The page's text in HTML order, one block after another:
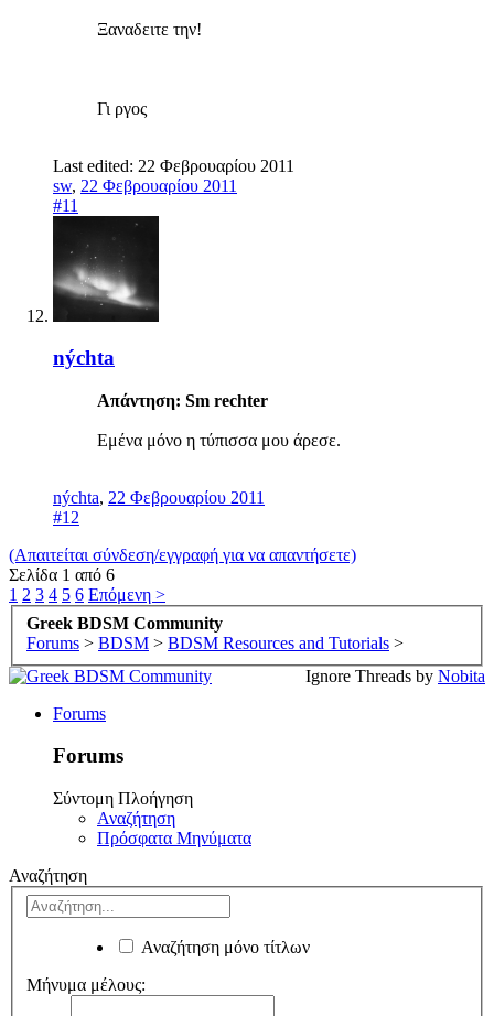
Ξαναδειτε την!
Γι ργος
Last edited: 22 Φεβρουαρίου 2011
sw, 22 Φεβρουαρίου 2011
#11
nýchta
Απάντηση: Sm rechter
Εμένα μόνο η τύπισσα μου άρεσε.
nýchta, 22 Φεβρουαρίου 2011
#12
(Απαιτείται σύνδεση/εγγραφή για να απαντήσετε)
Σελίδα 1 από 6
1 2 3 4 5 6 Επόμενη >
Greek BDSM Community
Forums > BDSM > BDSM Resources and Tutorials >
Ignore Threads by Nobita
Forums
Forums
Σύντομη Πλοήγηση
Αναζήτηση
Πρόσφατα Μηνύματα
Αναζήτηση
Αναζήτηση μόνο τίτλων
Μήνυμα μέλους: